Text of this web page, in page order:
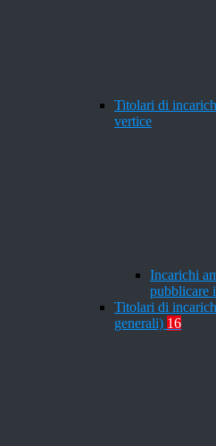
Titolari di
vertice
Incarichi
pubblicare
Titolari di
generali) 16